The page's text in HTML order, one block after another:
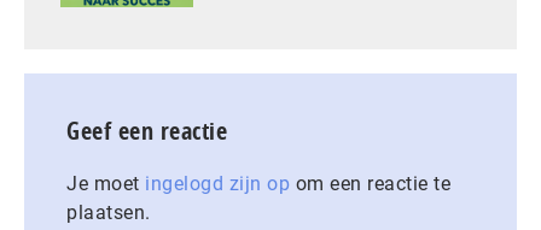
Geef een reactie
Je moet ingelogd zijn op om een reactie te
plaatsen.